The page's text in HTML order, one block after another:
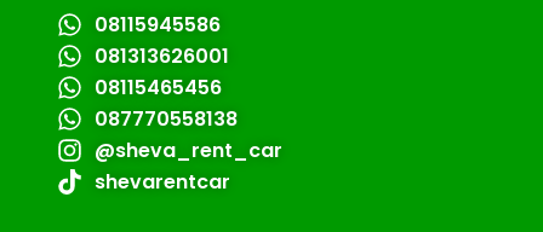
08115945586
081313626001
08115465456
087770558138
@sheva_rent_car
shevarentcar